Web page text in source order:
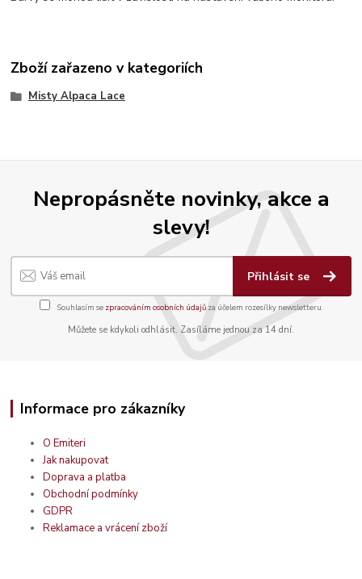
Zboží zařazeno v kategoriích
Misty Alpaca Lace
Nepropásněte novinky, akce a
slevy!
Přihlásit se
Souhlasím se zpracováním osobních údajůza účelem rozesílky newsletteru.
Můžete se kdykoli odhlásit. Zasíláme jednou za 14 dní.
Informace pro zákazníky
O Emiteri
Jak nakupovat
Doprava a platba
Obchodní podmínky
GDPR
Reklamace a vrácení zboží